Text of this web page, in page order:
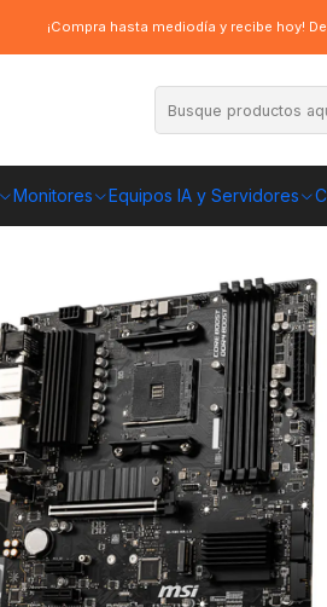
Monitores Equipos IA y Servidores
¡Compra hasta mediodía y recibe hoy!
Placa Madre MSI B550M PRO-VDH WIFI